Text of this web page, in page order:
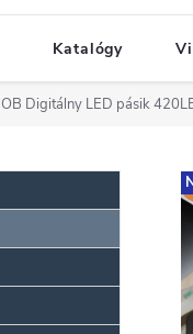
Katalógy
Digitálny LED pásik